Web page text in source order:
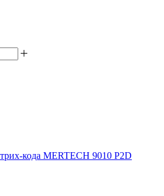
кода MERTECH 9010 P2D